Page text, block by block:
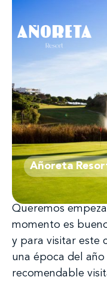
Añoreta
Queremos
momento es
y para visitar este
una época del
recomendable